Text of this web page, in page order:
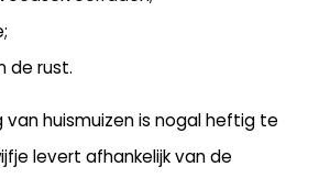
de rust.
van huismuizen is nogal heftig te
levert afhankelijk van de